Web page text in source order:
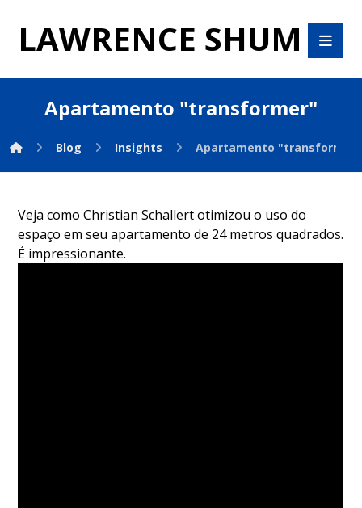
LAWRENCE SHUM
Apartamento "transformer"
Blog Insights Apartamento "transformer"
Veja como Christian Schallert otimizou o uso do
espaço em seu apartamento de 24 metros quadrados.
É impressionante.